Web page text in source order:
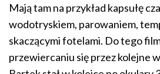
Mają tam na przykład kapsułę
wodotryskiem, parowaniem,
skaczącymi fotelami. Do tego
przewiercaniu się przez kolejne